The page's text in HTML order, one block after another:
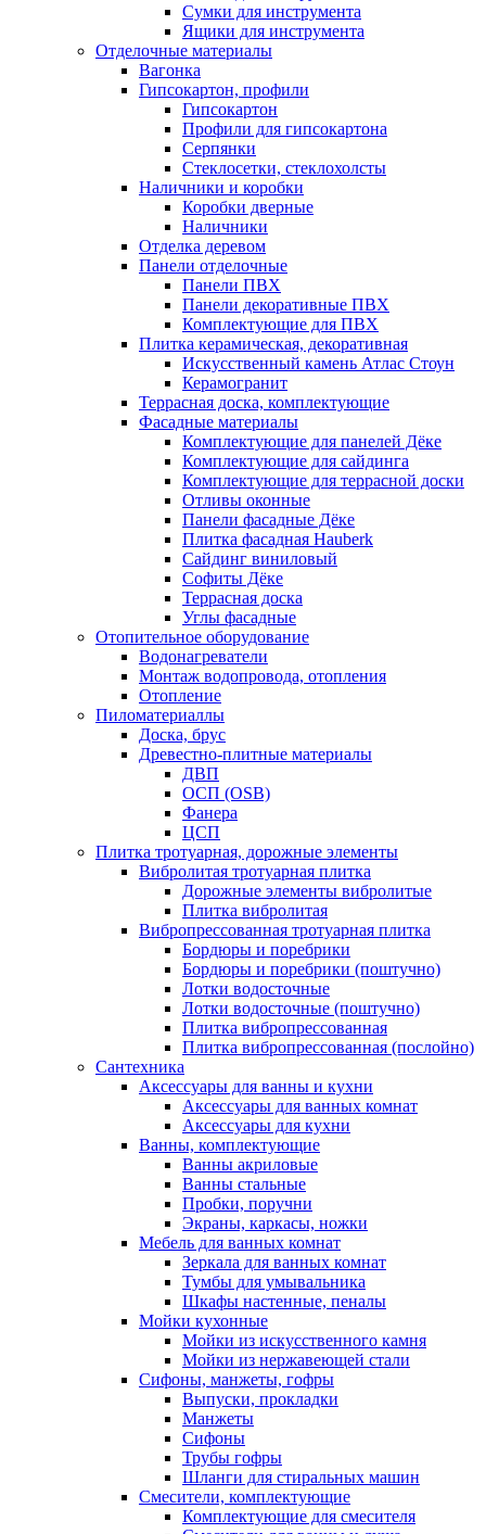
Сумки для инструмента
Ящики для инструмента
Отделочные материалы
Вагонка
Гипсокартон, профили
Гипсокартон
Профили для гипсокартона
Серпянки
Стеклосетки, стеклохолсты
Наличники и коробки
Коробки дверные
Наличники
Отделка деревом
Панели отделочные
Панели ПВХ
Панели декоративные ПВХ
Комплектующие для ПВХ
Плитка керамическая, декоративная
Искусственный камень Атлас Стоун
Керамогранит
Террасная доска, комплектующие
Фасадные материалы
Комплектующие для панелей Дёке
Комплектующие для сайдинга
Комплектующие для террасной доски
Отливы оконные
Панели фасадные Дёке
Плитка фасадная Hauberk
Сайдинг виниловый
Софиты Дёке
Террасная доска
Углы фасадные
Отопительное оборудование
Водонагреватели
Монтаж водопровода, отопления
Отопление
Пиломатериаллы
Доска, брус
Древестно-плитные материалы
ДВП
ОСП (OSB)
Фанера
ЦСП
Плитка тротуарная, дорожные элементы
Вибролитая тротуарная плитка
Дорожные элементы вибролитые
Плитка вибролитая
Вибропрессованная тротуарная плитка
Бордюры и поребрики
Бордюры и поребрики (поштучно)
Лотки водосточные
Лотки водосточные (поштучно)
Плитка вибропрессованная
Плитка вибропрессованная (послойно)
Сантехника
Аксессуары для ванны и кухни
Аксессуары для ванных комнат
Аксессуары для кухни
Ванны, комплектующие
Ванны акриловые
Ванны стальные
Пробки, поручни
Экраны, каркасы, ножки
Мебель для ванных комнат
Зеркала для ванных комнат
Тумбы для умывальника
Шкафы настенные, пеналы
Мойки кухонные
Мойки из искусственного камня
Мойки из нержавеющей стали
Сифоны, манжеты, гофры
Выпуски, прокладки
Манжеты
Сифоны
Трубы гофры
Шланги для стиральных машин
Смесители, комплектующие
Комплектующие для смесителя